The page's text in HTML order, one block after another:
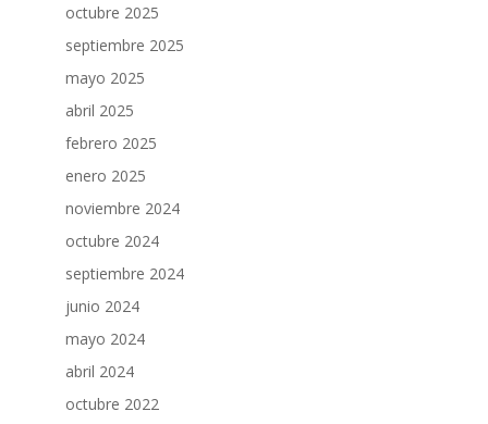
octubre 2025
septiembre 2025
mayo 2025
abril 2025
febrero 2025
enero 2025
noviembre 2024
octubre 2024
septiembre 2024
junio 2024
mayo 2024
abril 2024
octubre 2022